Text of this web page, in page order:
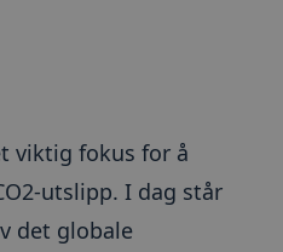
viktig fokus for å
utslipp. I dag står
det globale